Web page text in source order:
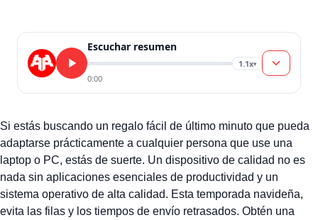
Escuchar resumen
1.1x▾
0:00
Si estás buscando un regalo fácil de último minuto que pueda
adaptarse prácticamente a cualquier persona que use una
laptop o PC, estás de suerte. Un dispositivo de calidad no es
nada sin aplicaciones esenciales de productividad y un
sistema operativo de alta calidad. Esta temporada navideña,
evita las filas y los tiempos de envío retrasados. Obtén una